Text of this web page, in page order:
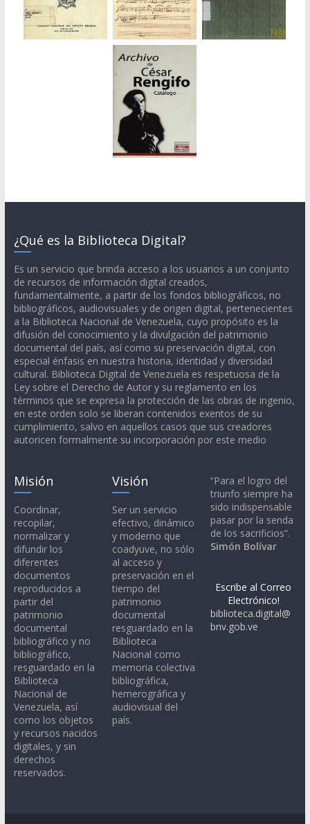
¿Qué es la Biblioteca Digital?
Es un servicio que brinda acceso a los usuarios a un conjunto
de recursos de información digital creados,
fundamentalmente, a partir de los fondos bibliográficos, no
bibliográficos, audiovisuales y de origen digital, pertenecientes
a la Biblioteca Nacional de Venezuela, cuyo propósito es la
difusión del conocimiento y la divulgación del patrimonio
documental del país, así como su preservación digital, con
especial énfasis en nuestra historia, identidad y diversidad
cultural. Biblioteca Digital de Venezuela es respetuosa de la
Ley sobre el Derecho de Autor y su reglamento en los
términos que se expresa la protección de las obras de ingenio,
en este orden solo se liberan contenidos exentos de su
cumplimiento, salvo en aquellos casos que sus creadores
autoricen formalmente su incorporación por este medio
Misión
Coordinar,
recopilar,
normalizar y
difundir los
diferentes
documentos
reproducidos a
partir del
patrimonio
documental
bibliográfico y no
bibliográfico,
resguardado en la
Biblioteca
Nacional de
Venezuela, así
como los objetos
y recursos nacidos
digitales, y sin
derechos
reservados.
Visión
Ser un servicio
efectivo, dinámico
y moderno que
coadyuve, no sólo
al acceso y
preservación en el
tiempo del
patrimonio
documental
resguardado en la
Biblioteca
Nacional como
memoria colectiva
bibliográfica,
hemerográfica y
audiovisual del
país.
“Para el logro del
triunfo siempre ha
sido indispensable
pasar por la senda
de los sacrificios”.
Simón Bolívar
Escribe al Correo
Electrónico!
biblioteca.digital@
bnv.gob.ve